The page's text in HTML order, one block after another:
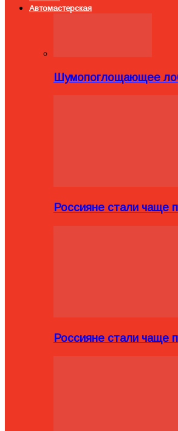
Автомастерская
Шумопоглощающее
Россияне стали чаще
Россияне стали чаще